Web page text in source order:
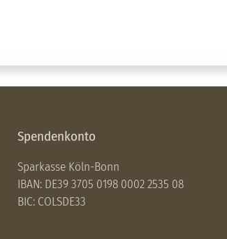
Spendenkonto
Sparkasse Köln-Bonn
IBAN: DE39 3705 0198 0002 2535 08
BIC: COLSDE33